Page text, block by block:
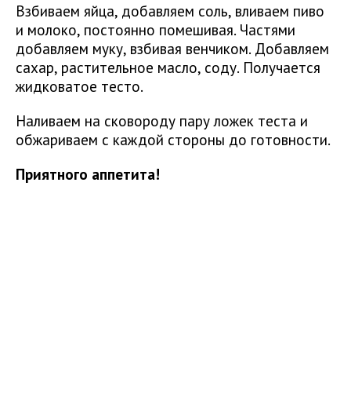
Взбиваем яйца, добавляем соль, вливаем пиво
и молоко, постоянно помешивая. Частями
добавляем муку, взбивая венчиком. Добавляем
сахар, растительное масло, соду. Получается
жидковатое тесто.
Наливаем на сковороду пару ложек теста и
обжариваем с каждой стороны до готовности.
Приятного аппетита!